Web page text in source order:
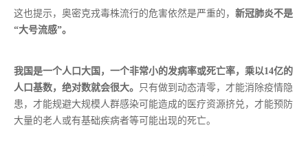
这也提示，奥密克戎毒株流行的危害依然是严重的， 新冠肺炎不是
“大号流感”。
我国是一个人口大国，一个非常小的发病率或死亡率，乘以14亿的
人口基数，绝对数就会很大。
只有做到动态清零，才能消除疫情隐
患，才能规避大规模人群感染可能造成的医疗资源挤兑，才能预防
大量的老人或有基础疾病者等可能出现的死亡。